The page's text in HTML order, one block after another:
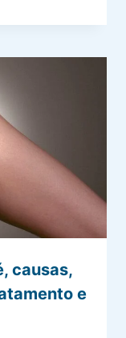
causas,
e